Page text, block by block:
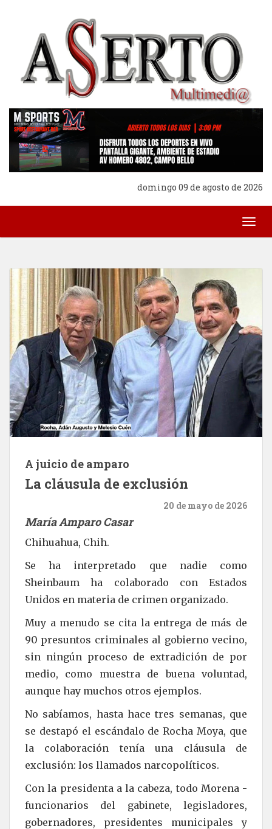
domingo 09 de agosto de 2026
A juicio de amparo
La cláusula de exclusión
20 de mayo de 2026
María Amparo Casar
Chihuahua, Chih.
Se ha interpretado que nadie como
Sheinbaum ha colaborado con Estados
Unidos en materia de crimen organizado.
Muy a menudo se cita la entrega de más de
90 presuntos criminales al gobierno vecino,
sin ningún proceso de extradición de por
medio, como muestra de buena voluntad,
aunque hay muchos otros ejemplos.
No sabíamos, hasta hace tres semanas, que
se destapó el escándalo de Rocha Moya, que
la colaboración tenía una cláusula de
exclusión: los llamados narcopolíticos.
Con la presidenta a la cabeza, todo Morena -
funcionarios del gabinete, legisladores,
gobernadores, presidentes municipales y